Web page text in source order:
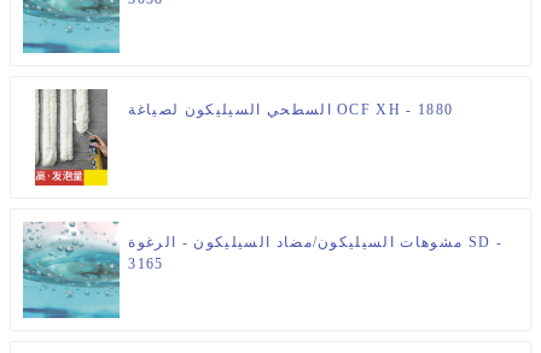
السطحي السيليكون لصياغة OCF XH - 1880
مشوهات السيليكون/مضاد السيليكون - الرغوة SD -
3165